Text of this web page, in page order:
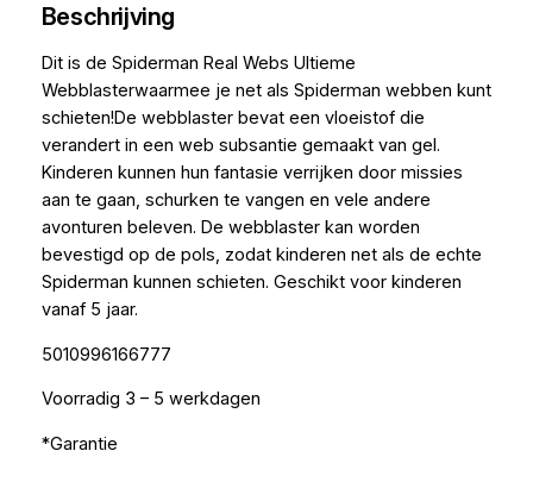
Beschrijving
Dit is de Spiderman Real Webs Ultieme
Webblasterwaarmee je net als Spiderman webben kunt
schieten!De webblaster bevat een vloeistof die
verandert in een web subsantie gemaakt van gel.
Kinderen kunnen hun fantasie verrijken door missies
aan te gaan, schurken te vangen en vele andere
avonturen beleven. De webblaster kan worden
bevestigd op de pols, zodat kinderen net als de echte
Spiderman kunnen schieten. Geschikt voor kinderen
vanaf 5 jaar.
5010996166777
Voorradig 3 – 5 werkdagen
*Garantie